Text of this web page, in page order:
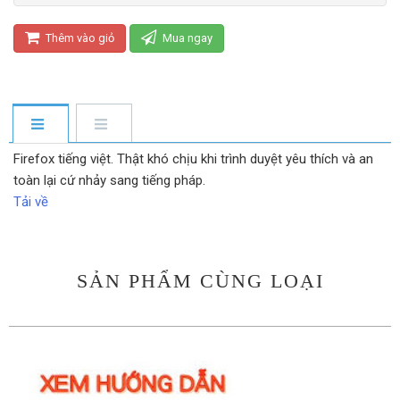
Thêm vào giỏ Mua ngay
Firefox tiếng việt. Thật khó chịu khi trình duyệt yêu thích và an
toàn lại cứ nhảy sang tiếng pháp.
Tải về
SẢN PHẨM CÙNG LOẠI